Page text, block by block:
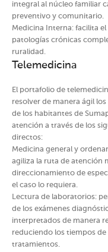
integral al núcleo familiar
preventivo y comunitario.
Medicina Interna: facilita
patologías crónicas
ruralidad.
Telemedicina
El portafolio de
resolver de manera ágil
de los habitantes de
atención a través de los
directos:
Medicina general y
agiliza la ruta de atención
direccionamiento de
el caso lo requiera.
Lectura de laboratorios:
de los exámenes
interpretados de manera
reduciendo los tiempos de
tratamientos.